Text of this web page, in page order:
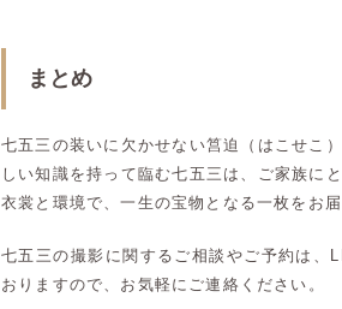
まとめ
七五三の装いに欠かせない筥迫（はこせこ
しい知識を持って臨む七五三は、ご家族に
衣裳と環境で、一生の宝物となる一枚をお届
七五三の撮影に関するご相談やご予約は、
おりますので、お気軽にご連絡ください。